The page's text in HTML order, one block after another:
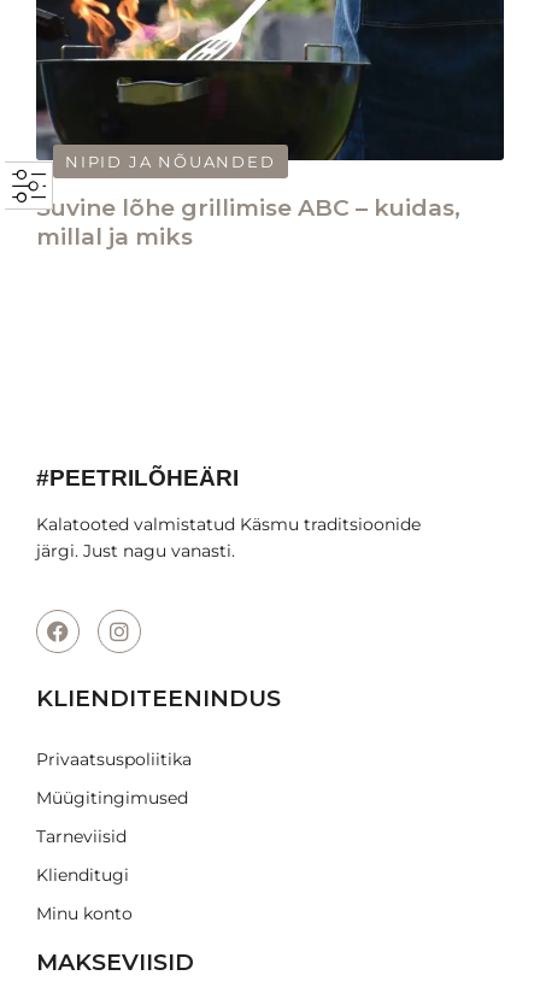
NIPID JA NÕUANDED
Suvine lõhe grillimise ABC – kuidas,
millal ja miks
#PEETRILÕHEÄRI
Kalatooted valmistatud Käsmu traditsioonide
järgi. Just nagu vanasti.
KLIENDITEENINDUS
Privaatsuspoliitika
Müügitingimused
Tarneviisid
Klienditugi
Minu konto
MAKSEVIISID